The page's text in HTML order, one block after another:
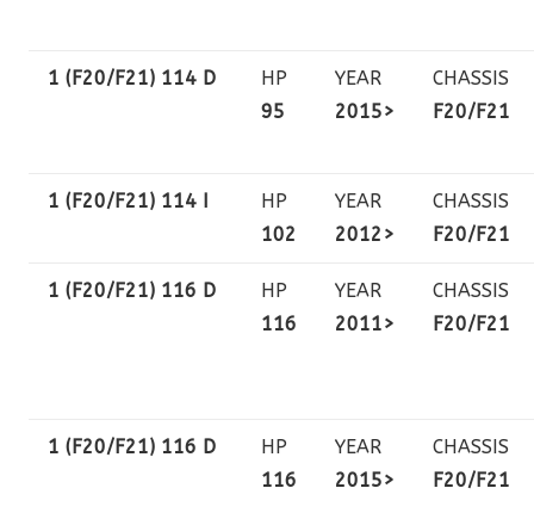
1 (F20/F21) 114 D
HP
95
YEAR
2015>
CHASSIS
F20/F21
1 (F20/F21) 114 I
HP
102
YEAR
2012>
CHASSIS
F20/F21
1 (F20/F21) 116 D
HP
116
YEAR
2011>
CHASSIS
F20/F21
1 (F20/F21) 116 D
HP
116
YEAR
2015>
CHASSIS
F20/F21